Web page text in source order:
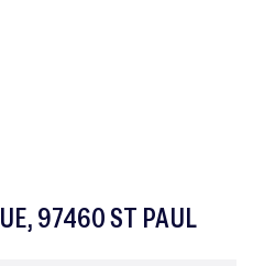
97460 ST PAUL